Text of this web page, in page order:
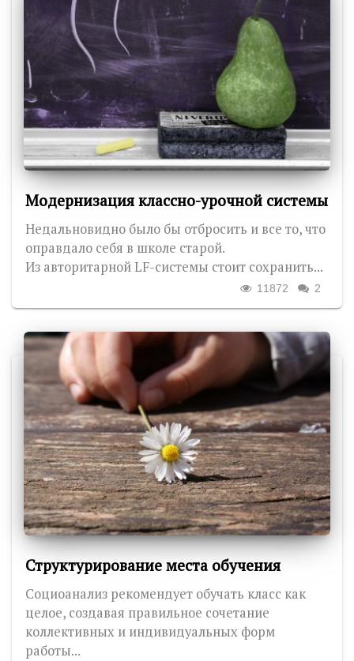
Модернизация классно-урочной системы
Недальновидно было бы отбросить и все то, что
оправдало себя в школе старой.
Из авторитарной LF-системы стоит сохранить...
2
11872
Структурирование места обучения
Социоанализ рекомендует обучать класс как
целое, создавая правильное сочетание
коллективных и индивидуальных форм
работы...